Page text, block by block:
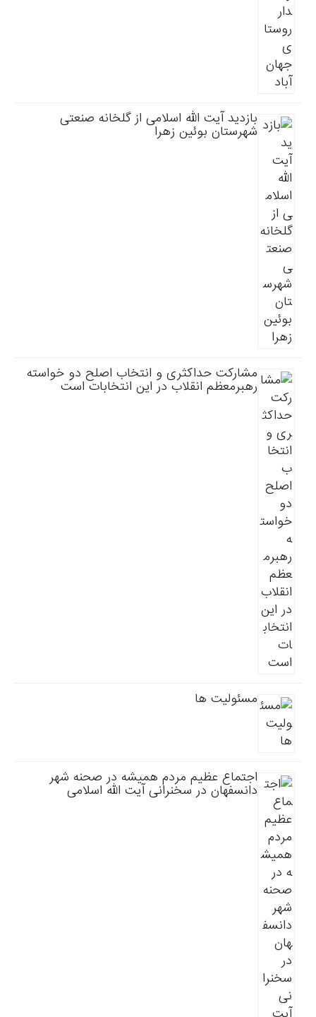
بازدید آیت الله اسلامی از گلخانه صنعتی
شهرستان بوئین زهرا
مشارکت حداکثری و انتخاب اصلح دو خواسته
رهبرمعظم انقلاب در این انتخابات است
مسئولیت ها
اجتماع عظیم مردم همیشه در صحنه شهر
دانسفهان در سخنرانی آیت الله اسلامی